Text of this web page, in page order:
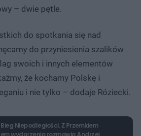
– dwie pętle.
do spotkania się nad
do przyniesienia szalików
swoich i innych elementów
że kochamy Polskę i
i nie tylko – dodaje Róziecki.
Niepodległości. Z Przemkiem
wydarzenia rozmawia Andrzej